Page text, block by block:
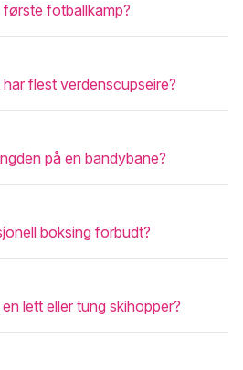
fotballkamp?
flest verdenscupseire?
på en bandybane?
boksing forbudt?
lett eller tung skihopper?